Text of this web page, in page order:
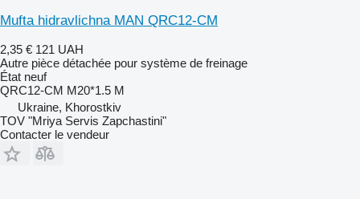
Mufta hidravlichna MAN QRC12-CM
2,35 € 121 UAH
Autre pièce détachée pour système de freinage
État neuf
QRC12-CM M20*1.5 M
Ukraine, Khorostkiv
TOV "Mriya Servis Zapchastini"
Contacter le vendeur